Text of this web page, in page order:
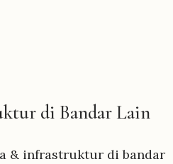
di Bandar Lain
& infrastruktur di bandar